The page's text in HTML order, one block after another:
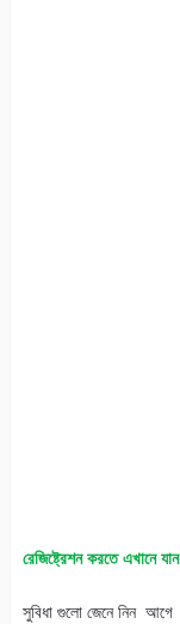
রেজিষ্ট্রেশন করতে এখানে যান
সুবিধা গুলো জেনে নিন আগে